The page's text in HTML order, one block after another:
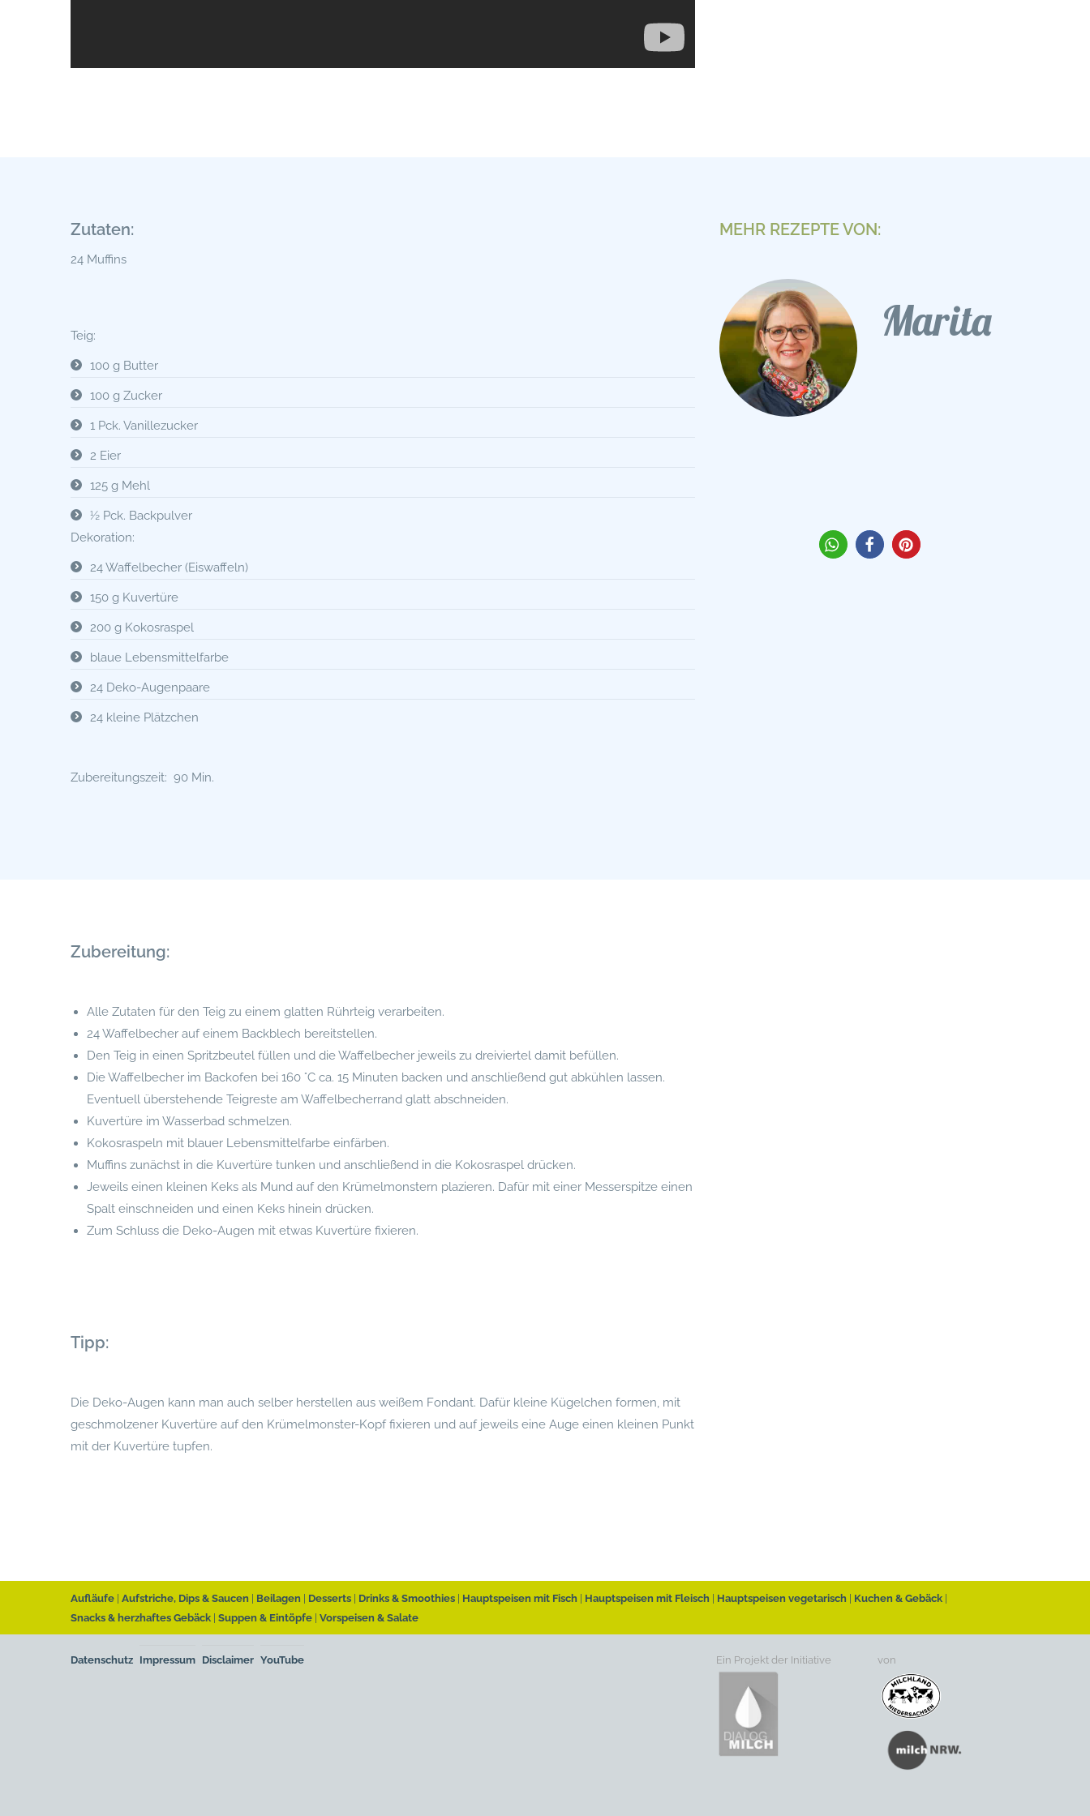
Zutaten:
24 Muffins
Teig:
100 g Butter
100 g Zucker
1 Pck. Vanillezucker
2 Eier
125 g Mehl
½ Pck. Backpulver
Dekoration:
24 Waffelbecher (Eiswaffeln)
150 g Kuvertüre
200 g Kokosraspel
blaue Lebensmittelfarbe
24 Deko-Augenpaare
24 kleine Plätzchen
Zubereitungszeit: 90 Min.
MEHR REZEPTE VON:
Marita
Zubereitung:
Alle Zutaten für den Teig zu einem glatten Rührteig verarbeiten.
24 Waffelbecher auf einem Backblech bereitstellen.
Den Teig in einen Spritzbeutel füllen und die Waffelbecher jeweils zu dreiviertel damit befüllen.
Die Waffelbecher im Backofen bei 160 °C ca. 15 Minuten backen und anschließend gut abkühlen lassen.
Eventuell überstehende Teigreste am Waffelbecherrand glatt abschneiden.
Kuvertüre im Wasserbad schmelzen.
Kokosraspeln mit blauer Lebensmittelfarbe einfärben.
Muffins zunächst in die Kuvertüre tunken und anschließend in die Kokosraspel drücken.
Jeweils einen kleinen Keks als Mund auf den Krümelmonstern plazieren. Dafür mit einer Messerspitze einen
Spalt einschneiden und einen Keks hinein drücken.
Zum Schluss die Deko-Augen mit etwas Kuvertüre fixieren.
Tipp:
Die Deko-Augen kann man auch selber herstellen aus weißem Fondant. Dafür kleine Kügelchen formen, mit
geschmolzener Kuvertüre auf den Krümelmonster-Kopf fixieren und auf jeweils eine Auge einen kleinen Punkt
mit der Kuvertüre tupfen.
Aufläufe Aufstriche, Dips & Saucen Beilagen Desserts Drinks & Smoothies Hauptspeisen mit Fisch Hauptspeisen mit Fleisch Hauptspeisen vegetarisch
Kuchen & Gebäck
Snacks & herzhaftes Gebäck Suppen & Eintöpfe Vorspeisen & Salate
Datenschutz Impressum Disclaimer YouTube Ein Projekt der Initiative von